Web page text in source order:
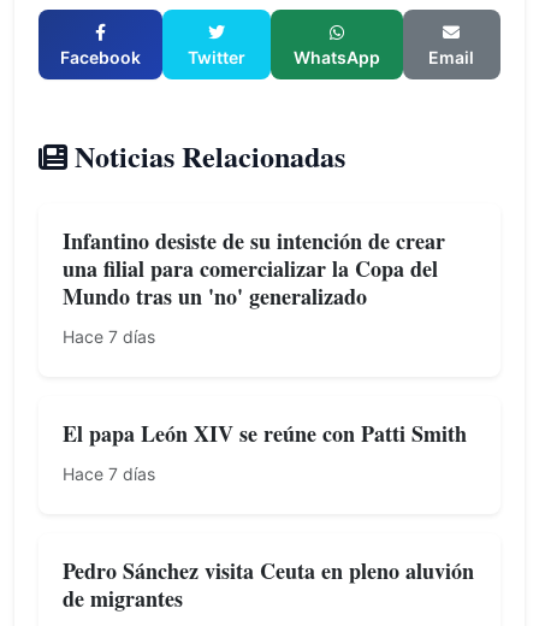
Facebook Twitter WhatsApp Email
Noticias Relacionadas
Infantino desiste de su intención de crear
una filial para comercializar la Copa del
Mundo tras un 'no' generalizado
Hace 7 días
El papa León XIV se reúne con Patti Smith
Hace 7 días
Pedro Sánchez visita Ceuta en pleno aluvión
de migrantes